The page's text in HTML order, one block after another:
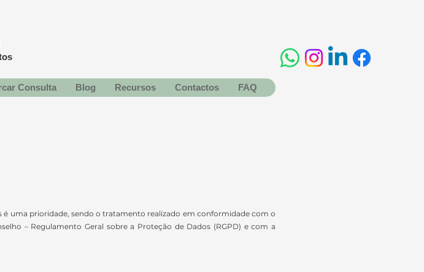
Consulta Blog Recursos Contactos FAQ
é uma prioridade, sendo o tratamento realizado em conformidade com o
– Regulamento Geral sobre a Proteção de Dados (RGPD) e com a